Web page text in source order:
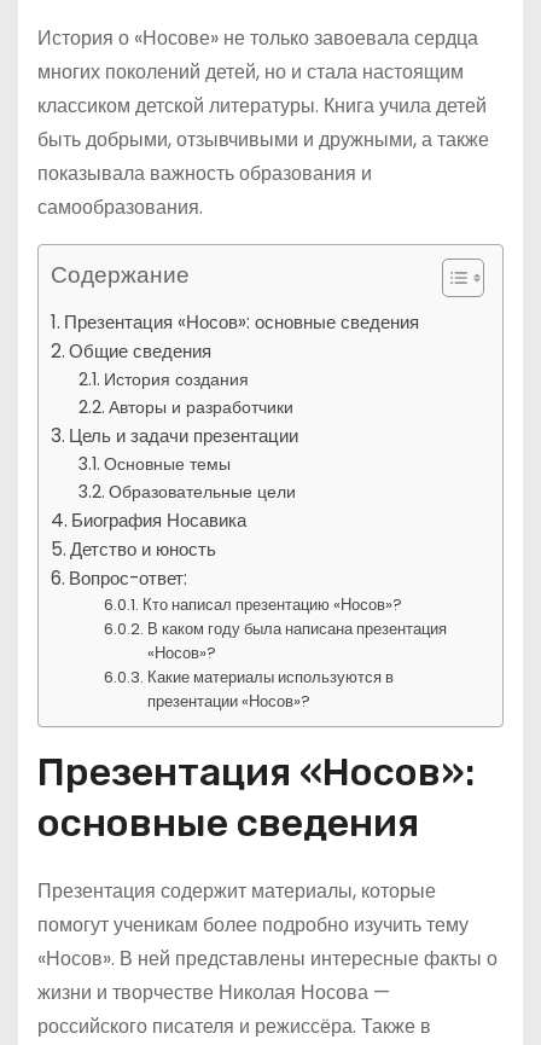
История о «Носове» не только завоевала сердца
многих поколений детей, но и стала настоящим
классиком детской литературы. Книга учила детей
быть добрыми, отзывчивыми и дружными, а также
показывала важность образования и
самообразования.
Содержание
Презентация «Носов»: основные сведения
Общие сведения
История создания
Авторы и разработчики
Цель и задачи презентации
Основные темы
Образовательные цели
Биография Носавика
Детство и юность
Вопрос-ответ:
Кто написал презентацию «Носов»?
В каком году была написана презентация
«Носов»?
Какие материалы используются в
презентации «Носов»?
Презентация «Носов»:
основные сведения
Презентация содержит материалы, которые
помогут ученикам более подробно изучить тему
«Носов». В ней представлены интересные факты о
жизни и творчестве Николая Носова —
российского писателя и режиссёра. Также в